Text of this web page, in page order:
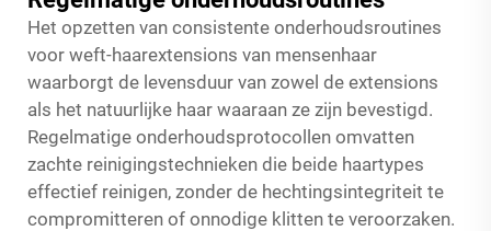
Het opzetten van consistente onderhoudsroutines
voor weft-haarextensions van mensenhaar
waarborgt de levensduur van zowel de extensions
als het natuurlijke haar waaraan ze zijn bevestigd.
Regelmatige onderhoudsprotocollen omvatten
zachte reinigingstechnieken die beide haartypes
effectief reinigen, zonder de hechtingsintegriteit te
compromitteren of onnodige klitten te veroorzaken.